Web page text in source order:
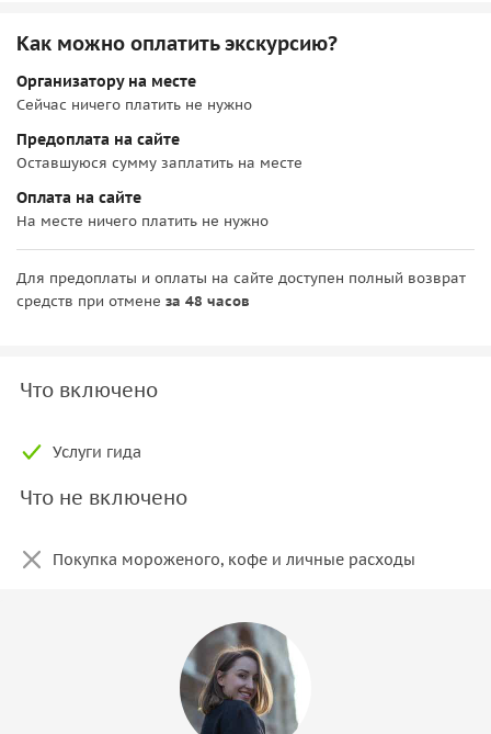
Как можно оплатить экскурсию?
Организатору на месте
Сейчас ничего платить не нужно
Предоплата на сайте
Оставшуюся сумму заплатить на месте
Оплата на сайте
На месте ничего платить не нужно
Для предоплаты и оплаты на сайте доступен полный возврат
средств при отмене за 48 часов
Что включено
Услуги гида
Что не включено
Покупка мороженого, кофе и личные расходы